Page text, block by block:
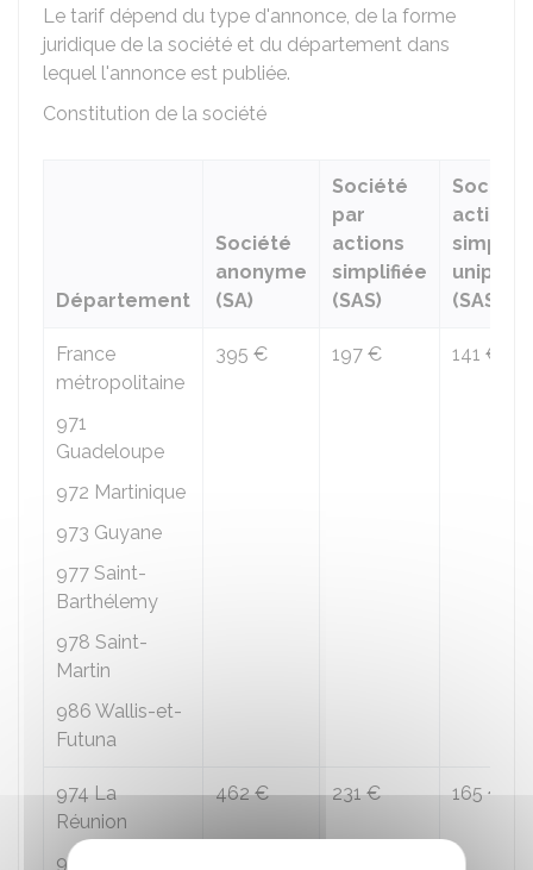
Le tarif dépend du type d'annonce, de la forme
juridique de la société et du département dans
lequel l'annonce est publiée.
Constitution de la société
Département
Société
anonyme
(SA)
Société
par
actions
simplifiée
(SAS)
Société
actions
(SASU)
France
métropolitaine
971
Guadeloupe
972 Martinique
973 Guyane
977 Saint-
Barthélemy
978 Saint-
Martin
986 Wallis-et-
Futuna
395 € 197 € 141 €
974 La
Réunion
976 Mayotte
462 € 231 € 165 €